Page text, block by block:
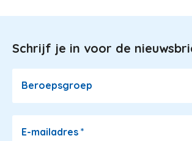
Image
Schrijf je in voor de
Beroepsgroep
E-mailadres *